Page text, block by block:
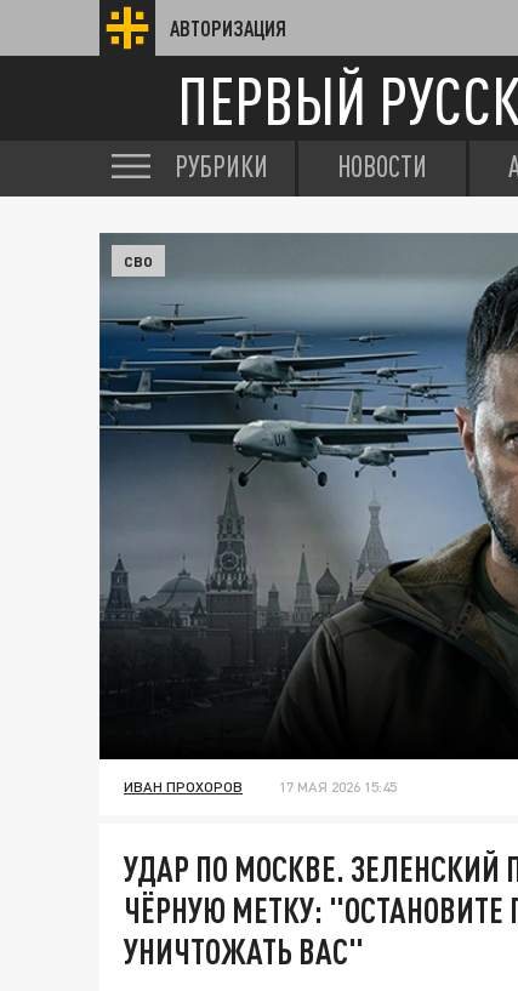
АВТОРИЗАЦИЯ
ПЕРВЫЙ
РУБРИКИ НОВОСТИ
СВО
ИВАН ПРОХОРОВ 17 МАЯ 2026 15:45
УДАР ПО МОСКВЕ.
ЧЁРНУЮ МЕТКУ: "ОСТАНОВИТЕ
УНИЧТОЖАТЬ ВАС"